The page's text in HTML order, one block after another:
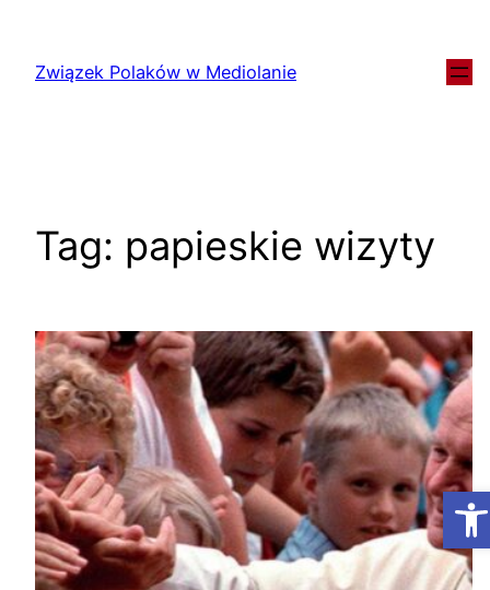
Związek Polaków w Mediolanie
Tag: papieskie wizyty